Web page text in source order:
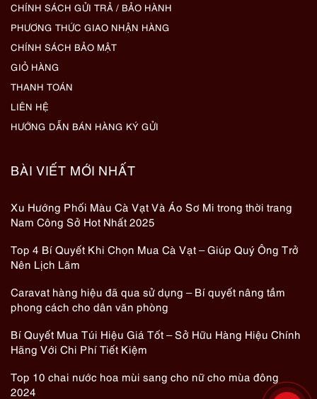
CHÍNH SÁCH GỬI TRẢ / BẢO HÀNH
PHƯƠNG THỨC GIAO NHẬN HÀNG
CHÍNH SÁCH BẢO MẬT
GIỎ HÀNG
THANH TOÁN
LIÊN HỆ
HƯỚNG DẪN BÁN HÀNG KÝ GỬI
BÀI VIẾT MỚI NHẤT
Xu Hướng Phối Màu Cà Vạt Và Áo Sơ Mi trong thời trang
Nam Công Sở Hot Nhất 2025
Top 4 Bí Quyết Khi Chọn Mua Cà Vạt – Giúp Quý Ông Trở
Nên Lịch Lãm
Caravat hàng hiệu đã qua sử dụng – Bí quyết nâng tầm
phong cách cho dân văn phòng
Bí Quyết Mua Túi Hiệu Giá Tốt – Sở Hữu Hàng Hiệu Chính
Hãng Với Chi Phí Tiết Kiệm
Top 10 chai nước hoa mùi sang cho nữ cho mùa đông
2024